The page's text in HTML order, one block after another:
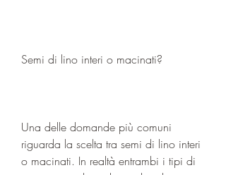
Semi di lino interi o macinati?
Una delle domande più comuni
riguarda la scelta tra semi di lino interi
o macinati. In realtà entrambi i tipi di